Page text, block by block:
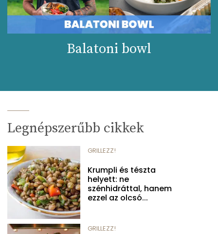
Balatoni bowl
Legnépszerűbb cikkek
GRILLEZZ!
Krumpli és tészta
helyett: ne
szénhidráttal, hanem
ezzel az olcsó...
GRILLEZZ!